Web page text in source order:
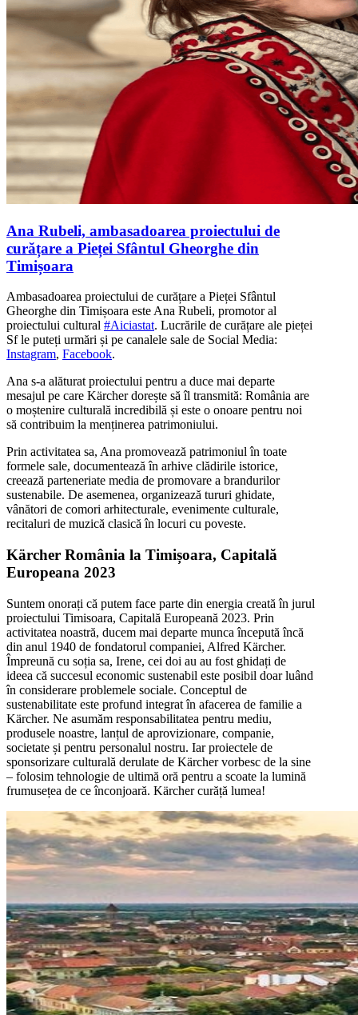
Ana Rubeli, ambasadoarea proiectului de
curățare a Pieței Sfântul Gheorghe din
Timișoara
Ambasadoarea proiectului de curățare a Pieței Sfântul
Gheorghe din Timișoara este Ana Rubeli, promotor al
proiectului cultural #Aiciastat. Lucrările de curățare ale pieței
Sf le puteți urmări și pe canalele sale de Social Media:
Instagram, Facebook.
Ana s-a alăturat proiectului pentru a duce mai departe
mesajul pe care Kärcher dorește să îl transmită: România are
o moștenire culturală incredibilă și este o onoare pentru noi
să contribuim la menținerea patrimoniului.
Prin activitatea sa, Ana promovează patrimoniul în toate
formele sale, documentează în arhive clădirile istorice,
creează parteneriate media de promovare a brandurilor
sustenabile. De asemenea, organizează tururi ghidate,
vânători de comori arhitecturale, evenimente culturale,
recitaluri de muzică clasică în locuri cu poveste.
Kärcher România la Timișoara, Capitală
Europeana 2023
Suntem onorați că putem face parte din energia creată în jurul
proiectului Timisoara, Capitală Europeană 2023. Prin
activitatea noastră, ducem mai departe munca începută încă
din anul 1940 de fondatorul companiei, Alfred Kärcher.
Împreună cu soția sa, Irene, cei doi au au fost ghidați de
ideea că succesul economic sustenabil este posibil doar luând
în considerare problemele sociale. Conceptul de
sustenabilitate este profund integrat în afacerea de familie a
Kärcher. Ne asumăm responsabilitatea pentru mediu,
produsele noastre, lanțul de aprovizionare, companie,
societate și pentru personalul nostru. Iar proiectele de
sponsorizare culturală derulate de Kärcher vorbesc de la sine
– folosim tehnologie de ultimă oră pentru a scoate la lumină
frumusețea de ce înconjoară. Kärcher curăță lumea!